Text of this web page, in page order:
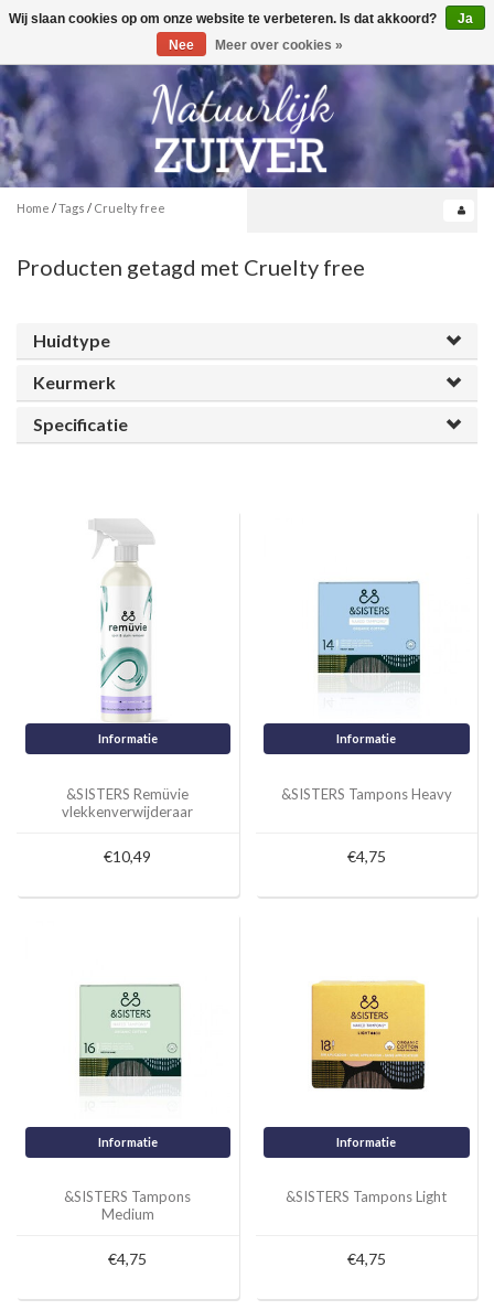
Toggle
0
Home /Tags / Cruelty free
Producten getagd met Cruelty free
Huidtype
Keurmerk
Specificatie
Informatie
&SISTERS Remüvie
vlekkenverwijderaar
€10,49
Informatie
&SISTERS Tampons Heavy
€4,75
Informatie
&SISTERS Tampons
Medium
€4,75
Informatie
&SISTERS Tampons Light
€4,75
Wij slaan cookies op om onze website te verbeteren. Is dat akkoord?
Ja
Nee
Meer over cookies »